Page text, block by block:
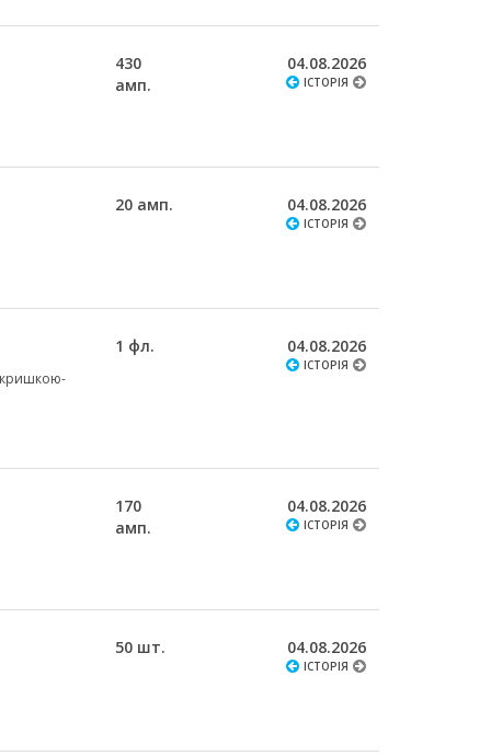
430
амп.
04.08.2026
ІСТОРІЯ
20 амп. 04.08.2026
ІСТОРІЯ
кришкою-
1 фл. 04.08.2026
ІСТОРІЯ
170
амп.
04.08.2026
ІСТОРІЯ
50 шт. 04.08.2026
ІСТОРІЯ